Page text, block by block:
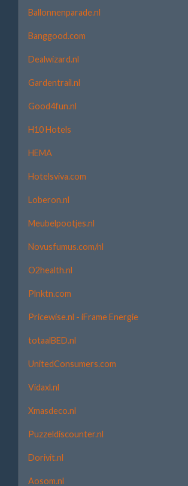
Ballonnenparade.nl
Banggood.com
Dealwizard.nl
Gardentrail.nl
Good4fun.nl
H10 Hotels
HEMA
Hotelsviva.com
Loberon.nl
Meubelpootjes.nl
Novusfumus.com/nl
O2health.nl
Plnktn.com
Pricewise.nl - iFrame Energie
totaalBED.nl
UnitedConsumers.com
Vidaxl.nl
Xmasdeco.nl
Puzzeldiscounter.nl
Dorivit.nl
Aosom.nl